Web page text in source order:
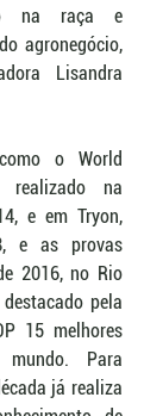
na raça e
agronegócio,
Lisandra
o World
realizado na
e em Tryon,
e as provas
2016, no Rio
pela
15 melhores
Para
já realiza